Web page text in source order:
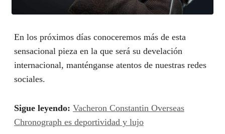
En los próximos días conoceremos más de esta
sensacional pieza en la que será su develación
internacional, manténganse atentos de nuestras redes
sociales.
Sigue leyendo: Vacheron Constantin Overseas
Chronograph es deportividad y lujo